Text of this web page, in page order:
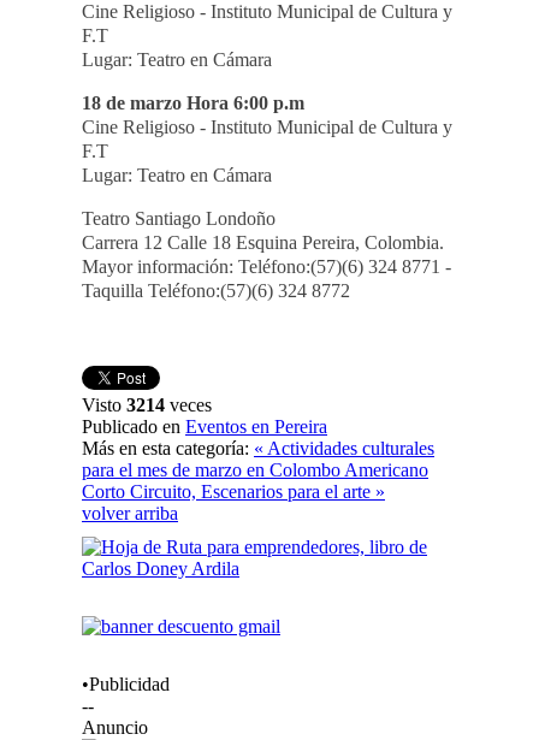
Cine Religioso - Instituto Municipal de Cultura y
F.T
Lugar: Teatro en Cámara
18 de marzo Hora 6:00 p.m
Cine Religioso - Instituto Municipal de Cultura y
F.T
Lugar: Teatro en Cámara
Teatro Santiago Londoño
Carrera 12 Calle 18 Esquina Pereira, Colombia.
Mayor información: Teléfono:(57)(6) 324 8771 -
Taquilla Teléfono:(57)(6) 324 8772
Visto 3214 veces
Publicado en Eventos en Pereira
Más en esta categoría: « Actividades culturales
para el mes de marzo en Colombo Americano
Corto Circuito, Escenarios para el arte »
volver arriba
•Publicidad
--
Anuncio